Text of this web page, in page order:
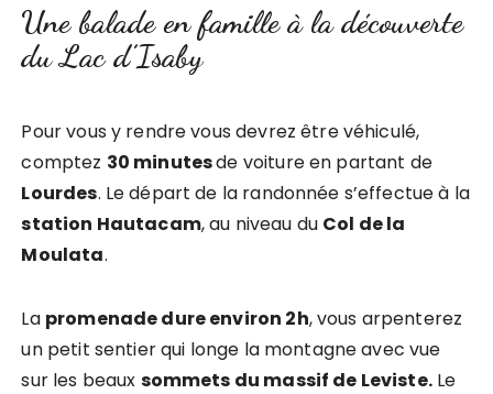
Une balade en famille à la découverte
du Lac d’Isaby
Pour vous y rendre vous devrez être véhiculé,
comptez 30 minutesde voiture en partant de
Lourdes. Le départ de la randonnée s’effectue à la
station Hautacam, au niveau du Col de la
Moulata.
La promenade dure environ 2h, vous arpenterez
un petit sentier qui longe la montagne avec vue
sur les beaux sommets du massif de Leviste.Le